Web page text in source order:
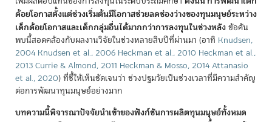
ด้อยโอกาสตั้งแต่ช่วงเริ่มต้นมีโอกาสช่วยลดช่องว่างของทุนมนุษย์ระหว่าง
เด็กด้อยโอกาสและเด็กกลุ่มอื่นได้มากกว่าการลงทุนในช่วงหลังข้อค้น
พบนี้สอดคล้องกับผลงานวิจัยในช่วงหลายสิบปีที่ผ่านมา (อาทิ Knudsen,
2004 Knudsen et al., 2006 Heckman et al., 2010 Heckman et al.,
2013Currie & Almond, 2011 Heckman & Mosso, 2014Attanasio
et al., 2020)ที่ชี้ให้เห็นชัดเจนว่า ช่วงปฐมวัยเป็นช่วงเวลาที่มีความสำคัญ
ต่อการพัฒนาทุนมนุษย์อย่างมาก
บทความนี้พิจารณาปัจจัยนำเข้าของฟังก์ชันการผลิตทุนมนุษย์ทั้งหมด